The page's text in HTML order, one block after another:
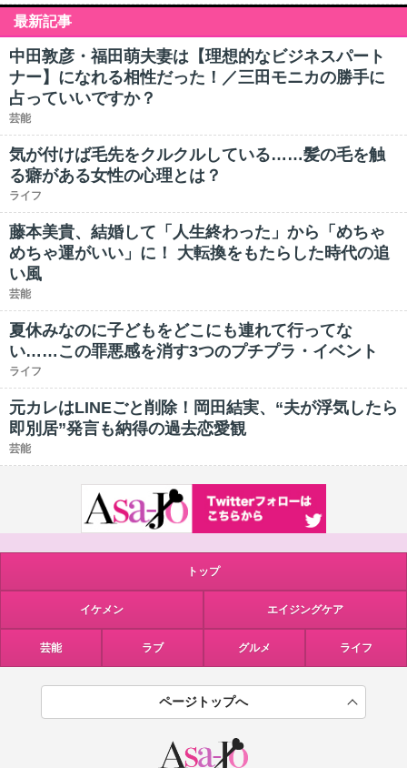
最新記事
中田敦彦・福田萌夫妻は【理想的なビジネスパート
ナー】になれる相性だった！／三田モニカの勝手に
占っていいですか？
芸能
気が付けば毛先をクルクルしている……髪の毛を触
る癖がある女性の心理とは？
ライフ
藤本美貴、結婚して「人生終わった」から「めちゃ
めちゃ運がいい」に！ 大転換をもたらした時代の追
い風
芸能
夏休みなのに子どもをどこにも連れて行ってな
い……この罪悪感を消す3つのプチプラ・イベント
ライフ
元カレはLINEごと削除！岡田結実、“夫が浮気したら
即別居”発言も納得の過去恋愛観
芸能
トップ
イケメン エイジングケア
芸能 ラブ グルメ ライフ
ページトップへ